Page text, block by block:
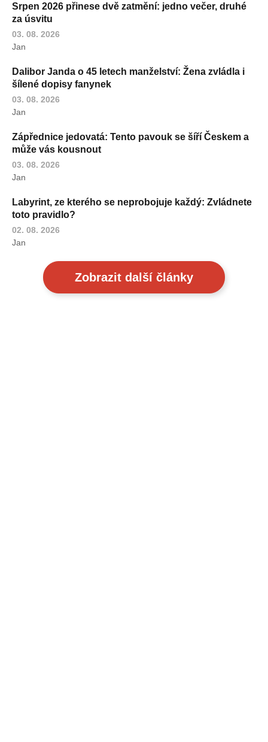
Srpen 2026 přinese dvě zatmění: jedno večer, druhé
za úsvitu
03. 08. 2026
Jan
Dalibor Janda o 45 letech manželství: Žena zvládla i
šílené dopisy fanynek
03. 08. 2026
Jan
Zápřednice jedovatá: Tento pavouk se šíří Českem a
může vás kousnout
03. 08. 2026
Jan
Labyrint, ze kterého se neprobojuje každý: Zvládnete
toto pravidlo?
02. 08. 2026
Jan
Zobrazit další články